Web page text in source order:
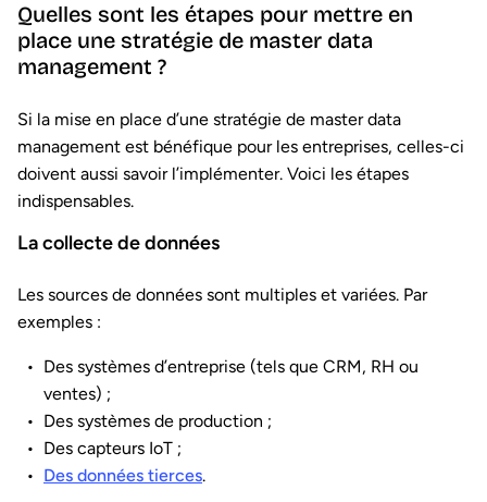
Quelles sont les étapes pour mettre en
place une stratégie de master data
management ?
Si la mise en place d’une stratégie de master data
management est bénéfique pour les entreprises, celles-ci
doivent aussi savoir l’implémenter. Voici les étapes
indispensables.
La collecte de données
Les sources de données sont multiples et variées. Par
exemples :
Des systèmes d’entreprise (tels que CRM, RH ou
ventes) ;
Des systèmes de production ;
Des capteurs IoT ;
Des données tierces.